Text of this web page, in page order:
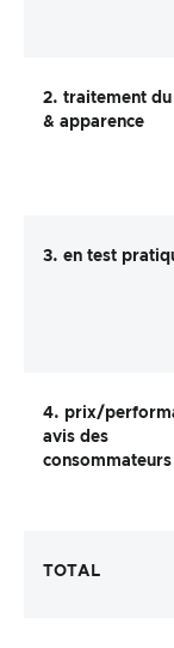
2. traitement
& apparence
3. en test
4. prix/
avis des
consommateurs
TOTAL